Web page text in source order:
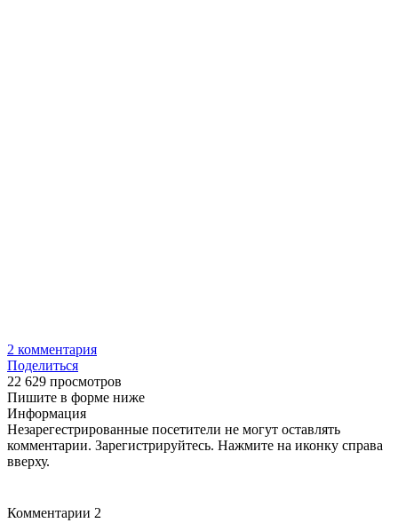
2 комментария
Поделиться
22 629 просмотров
Пишите в форме ниже
Информация
Незарегестрированные посетители не могут оставлять
комментарии. Зарегистрируйтесь. Нажмите на иконку справа
вверху.
Комментарии 2